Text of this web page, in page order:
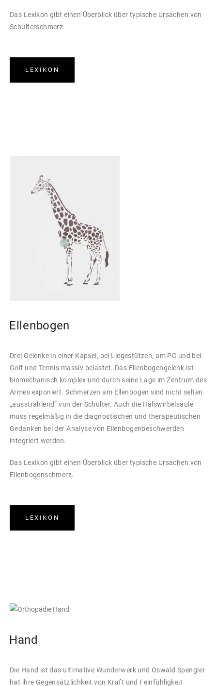
Das Lexikon gibt einen Überblick über typische Ursachen von
Schulterschmerz.
LEXIKON
Ellenbogen
Drei Gelenke in einer Kapsel, bei Liegestützen, am PC und bei
Golf und Tennis massiv belastet. Das Ellenbogengelenk ist
biomechanisch komplex und durch seine Lage im Zentrum des
Armes exponiert. Schmerzen am Ellenbogen sind nicht selten
„ausstrahlend“ von der Schulter. Auch die Halswirbelsäule
muss regelmäßig in die diagnostischen und therapeutischen
Gedanken bei der Analyse von Ellenbogenbeschwerden
integriert werden.
Das Lexikon gibt einen Überblick über typische Ursachen von
Ellenbogenschmerz.
LEXIKON
Hand
Die Hand ist das ultimative Wunderwerk und Oswald Spengler
hat ihre Gegensätzlichkeit von Kraft und Feinfühligkeit